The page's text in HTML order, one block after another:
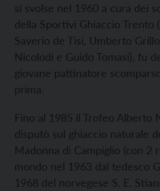
si svolse nel 1960 a cura dei
della Sportivi Ghiaccio Trento
Saverio de Tisi, Umberto
Nicolodi e Guido Tomasi), fu
giovane pattinatore
prima.
Fino al 1985 il Trofeo Alberto
disputò sul ghiaccio naturale
Madonna di Campiglio (con 2
mondo nel 1963 dal tedesco
1968 del norvegese S. E.